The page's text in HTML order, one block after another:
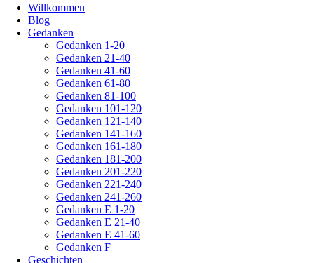
Willkommen
Blog
Gedanken
Gedanken 1-20
Gedanken 21-40
Gedanken 41-60
Gedanken 61-80
Gedanken 81-100
Gedanken 101-120
Gedanken 121-140
Gedanken 141-160
Gedanken 161-180
Gedanken 181-200
Gedanken 201-220
Gedanken 221-240
Gedanken 241-260
Gedanken E 1-20
Gedanken E 21-40
Gedanken E 41-60
Gedanken F
Geschichten